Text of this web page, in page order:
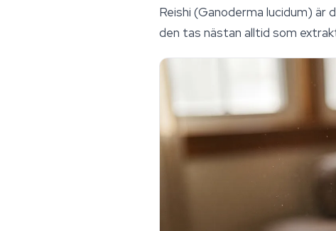
Reishi (Ganoderma lucidum) är
den tas nästan alltid som